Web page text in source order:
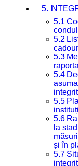
5.
5.1
5.2
5.3
5.4
5.5
5.6
la
și în
5.7